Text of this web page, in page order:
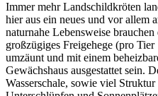
Immer mehr Landschildkröten
hier aus ein neues und vor allem
naturnahe Lebensweise
großzügiges Freigehege (pro
umzäunt und mit einem
Gewächshaus ausgestattet sein.
Wasserschale, sowie viel